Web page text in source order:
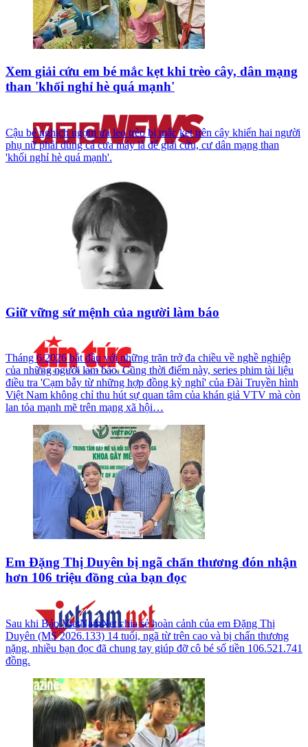
Xem giải cứu em bé mắc kẹt khi trèo cây, dân mạng
than 'khối nghỉ hè quá mạnh'
Cậu bé nghịch ngợm ưa leo trèo bị mắc kẹt trên cây khiến hai người
phụ nữ phải dùng cả cưa máy là để giải cứu, cư dân mạng than
'khối nghỉ hè quá mạnh'.
Giữ vững sứ mệnh của người làm báo
Tháng 6/2026 bắt đầu với những trăn trở đa chiều về nghề nghiệp
của những người làm báo. Cũng thời điểm này, series phim tài liệu
điều tra 'Cạm bẫy từ những hợp đồng kỳ nghỉ' của Đài Truyền hình
Việt Nam không chỉ thu hút sự quan tâm của khán giả VTV mà còn
lan tỏa mạnh mẽ trên mạng xã hội…
Em Đặng Thị Duyên bị ngã chấn thương đón nhận
hơn 106 triệu đồng của bạn đọc
Sau khi Báo VietNamNet chia sẻ hoàn cảnh của em Đặng Thị
Duyên (MS 2026.133) 14 tuổi, ngã từ trên cao và bị chấn thương
nặng, nhiều bạn đọc đã chung tay giúp đỡ cô bé số tiền 106.521.741
đồng.